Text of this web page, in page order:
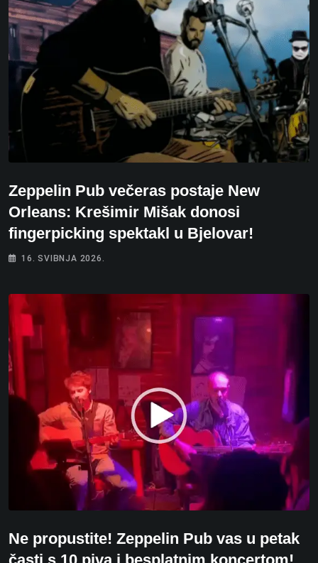
Zeppelin Pub večeras postaje New
Orleans: Krešimir Mišak donosi
fingerpicking spektakl u Bjelovar!
16. SVIBNJA 2026.
Ne propustite! Zeppelin Pub vas u petak